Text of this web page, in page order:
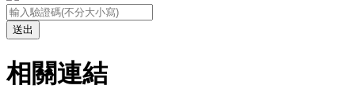
送出
相關連結